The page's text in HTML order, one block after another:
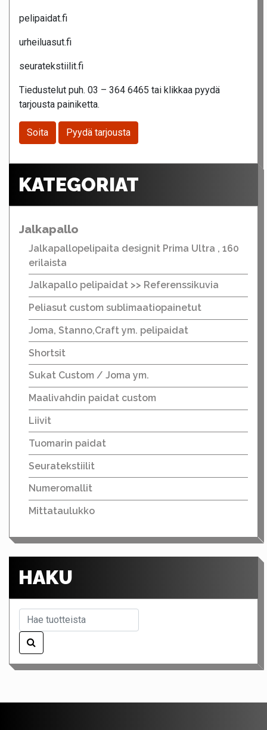
pelipaidat.fi
urheiluasut.fi
seuratekstiilit.fi
Tiedustelut puh. 03 – 364 6465 tai klikkaa pyydä
tarjousta painiketta.
Soita Pyydä tarjousta
KATEGORIAT
Jalkapallo
Jalkapallopelipaita designit Prima Ultra , 160
erilaista
Jalkapallo pelipaidat >> Referenssikuvia
Peliasut custom sublimaatiopainetut
Joma, Stanno,Craft ym. pelipaidat
Shortsit
Sukat Custom / Joma ym.
Maalivahdin paidat custom
Liivit
Tuomarin paidat
Seuratekstiilit
Numeromallit
Mittataulukko
HAKU